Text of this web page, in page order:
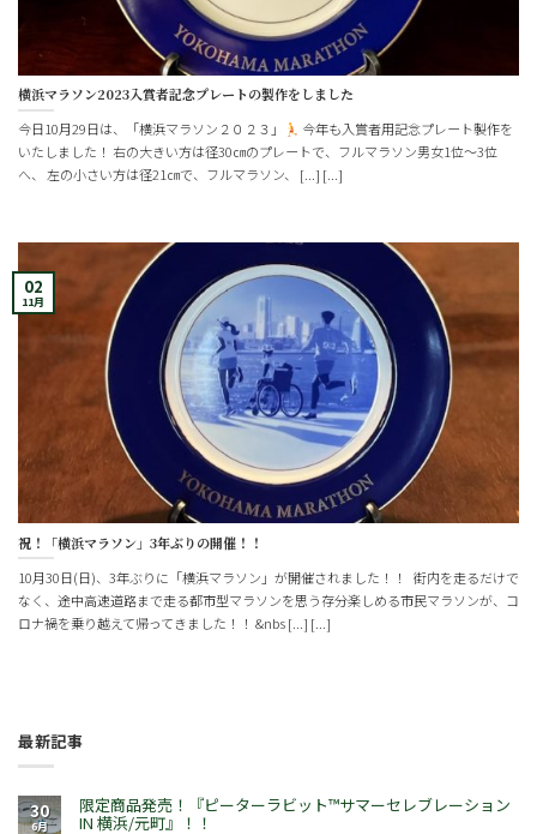
横浜マラソン2023入賞者記念プレートの製作をしました
今日10月29日は、「横浜マラソン２０２３」
今年も入賞者用記念プレート製作を
いたしました！ 右の大きい方は径30㎝のプレートで、フルマラソン男女1位～3位
へ、 左の小さい方は径21㎝で、フルマラソン、 [...] [...]
祝！「横浜マラソン」3年ぶりの開催！！
10月30日(日)、3年ぶりに「横浜マラソン」が開催されました！！ 街内を走るだけで
なく、途中高速道路まで走る都市型マラソンを思う存分楽しめる市民マラソンが、コ
ロナ禍を乗り越えて帰ってきました！！ &nbs [...] [...]
02
11月
最新記事
30
6月
限定商品発売！『ピーターラビット™サマーセレブレーション
IN 横浜/元町』！！